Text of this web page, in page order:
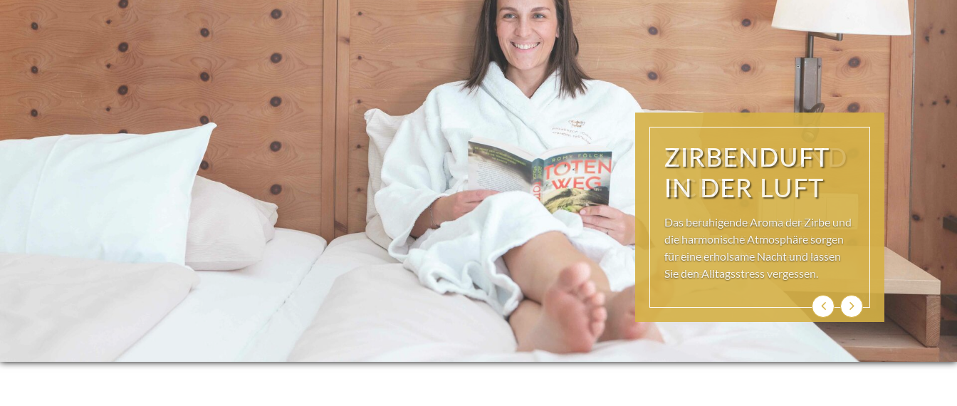
STIMMIG UND
ECHT
Entdecken Sie unsere einladenden
Zirbenzimmer, die mit natürlichen
Materialien und liebevollen Details
gestaltet sind.
ZurückWeiter